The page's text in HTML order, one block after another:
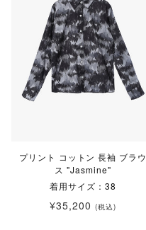
プリント コットン 長袖 ブラウ
ス "Jasmine"
着用サイズ：38
¥35,200 (税込)